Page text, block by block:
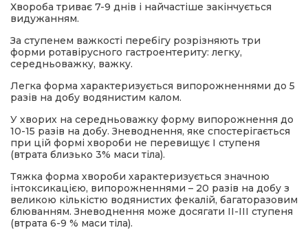
Хвороба триває 7-9 днів і найчастіше закінчується
видужанням.
За ступенем важкості перебігу розрізняють три
форми ротавірусного гастроентериту: легку,
середньоважку, важку.
Легка форма характеризується випорожненнями до 5
разів на добу водянистим калом.
У хворих на середньоважку форму випорожнення до
10-15 разів на добу. Зневоднення, яке спостерігається
при цій формі хвороби не перевищує І ступеня
(втрата близько 3% маси тіла).
Тяжка форма хвороби характеризується значною
інтоксикацією, випорожненнями – 20 разів на добу з
великою кількістю водянистих фекалій, багаторазовим
блюванням. Зневоднення може досягати ІІ-ІІІ ступеня
(втрата 6-9 % маси тіла).